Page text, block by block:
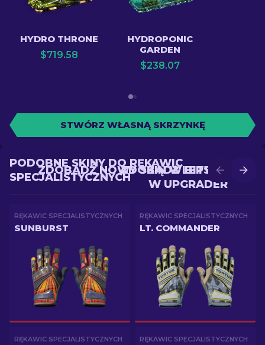
HYDRO THRONE
$719.58
HYDROPONIC
GARDEN
$238.07
STWÓRZ WŁASNĄ SKRZYNKĘ
ZDOBĄDŹ LEPSZY SKIN
W UPGRADER
ZDOBĄDŹ NOWY SKIN W BITWIE
PODOBNE SKINY DO RĘKAWIC
SPECJALISTYCZNYCH
RĘKAWIC SPECJALISTYCZNYCH
SUNBURST
RĘKAWIC SPECJALISTYCZNYCH
LT. COMMANDER
RĘKAWIC SPECJALISTYCZNYCH RĘKAWIC SPECJALISTYCZNYCH